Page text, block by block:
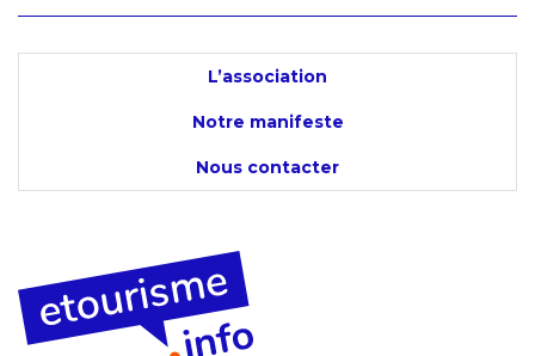
L’association
Notre manifeste
Nous contacter